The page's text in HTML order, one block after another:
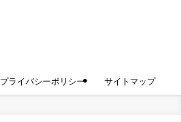
プライバシーポリシー サイトマップ